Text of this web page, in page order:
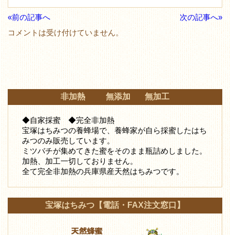
«前の記事へ
次の記事へ»
コメントは受け付けていません。
非加熱 無添加 無加工
◆自家採蜜 ◆完全非加熱
宝塚はちみつの養蜂場で、養蜂家が自ら採蜜したはち
みつのみ販売しています。
ミツバチが集めてきた蜜をそのまま瓶詰めしました。
加熱、加工一切しておりません。
全て完全非加熱の兵庫県産天然はちみつです。
宝塚はちみつ【電話・FAX注文窓口】